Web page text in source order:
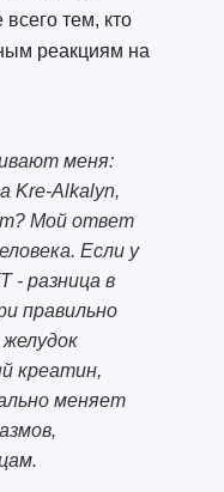
тем, кто
реакциям на
меня:
Kre-Alkalyn,
Мой ответ
Если у
- разница в
правильно
креатин,
меняет